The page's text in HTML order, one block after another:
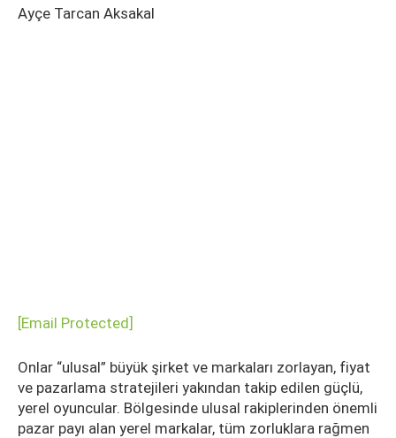
Ayçe Tarcan Aksakal
[email Protected]
Onlar “ulusal” büyük şirket ve markaları zorlayan, fiyat
ve pazarlama stratejileri yakından takip edilen güçlü,
yerel oyuncular. Bölgesinde ulusal rakiplerinden önemli
pazar payı alan yerel markalar, tüm zorluklara rağmen